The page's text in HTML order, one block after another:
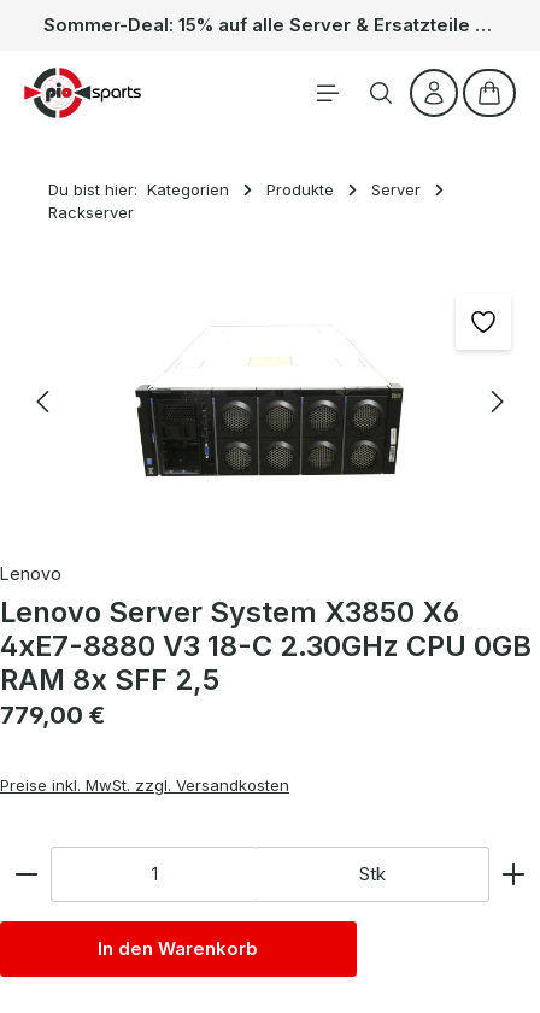
Zum Hauptinhalt springen Sommer-Deal: 15% auf alle Server & Ersatzteile – Kein Code nötig, der Rabatt wird automatisch im Warenkorb abgezogen. Gültig vom 01.06. bis 31.08.
Du bist hier: Kategorien Produkte
Server
Rackserver
Lenovo
Lenovo Server System X3850 X6
4xE7-8880 V3 18-C 2.30GHz CPU 0GB
RAM 8x SFF 2,5
Regulärer Preis:
779,00 €
Preise inkl. MwSt. zzgl. Versandkosten
Stk
In den Warenkorb